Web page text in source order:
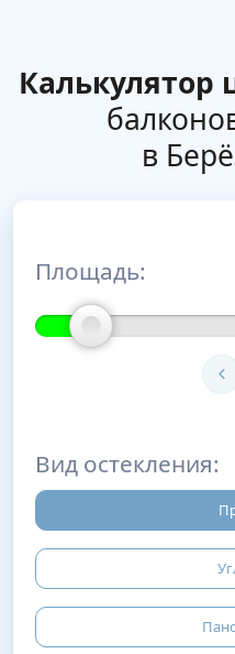
Калькулятор
в
Площадь:
Вид остекления: